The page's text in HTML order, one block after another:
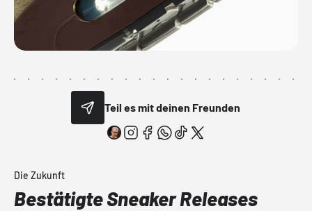
Teil es mit deinen Freunden
Die Zukunft
Bestätigte Sneaker Releases